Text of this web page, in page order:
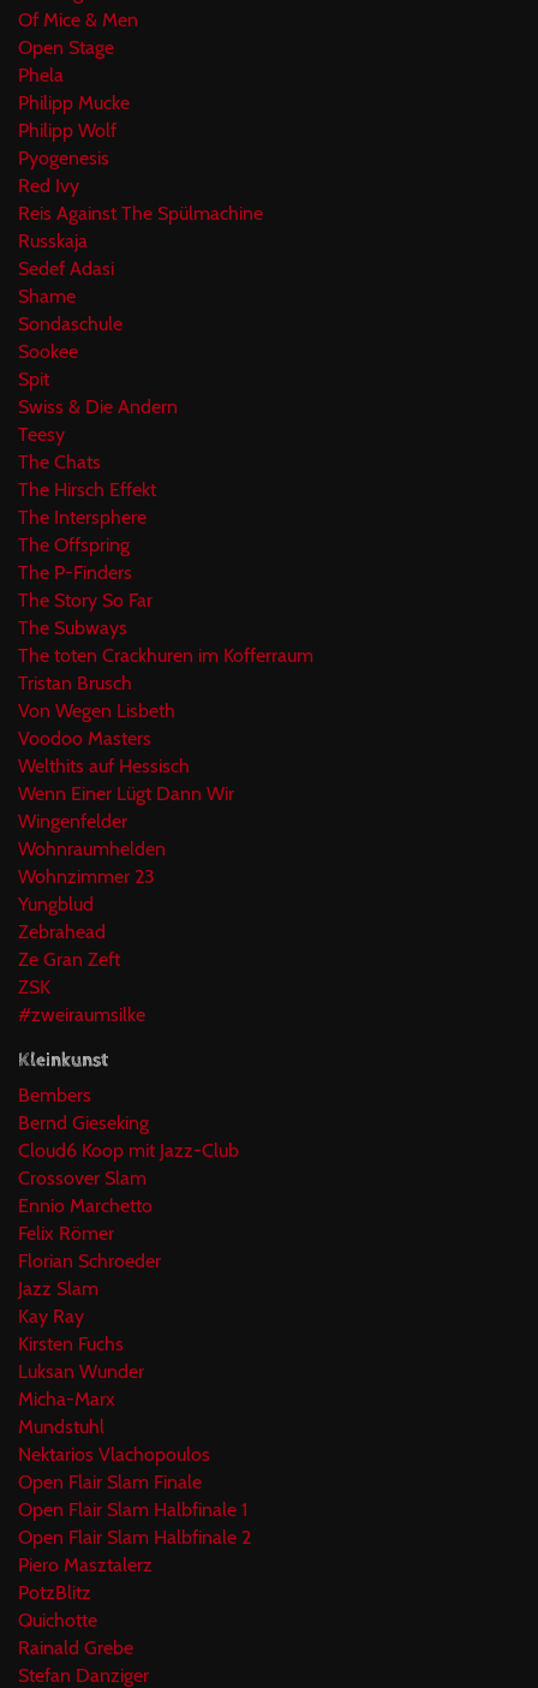
Of Mice & Men
Open Stage
Phela
Philipp Mucke
Philipp Wolf
Pyogenesis
Red Ivy
Reis Against The Spülmachine
Russkaja
Sedef Adasi
Shame
Sondaschule
Sookee
Spit
Swiss & Die Andern
Teesy
The Chats
The Hirsch Effekt
The Intersphere
The Offspring
The P-Finders
The Story So Far
The Subways
The toten Crackhuren im Kofferraum
Tristan Brusch
Von Wegen Lisbeth
Voodoo Masters
Welthits auf Hessisch
Wenn Einer Lügt Dann Wir
Wingenfelder
Wohnraumhelden
Wohnzimmer 23
Yungblud
Zebrahead
Ze Gran Zeft
ZSK
#zweiraumsilke
Kleinkunst
Bembers
Bernd Gieseking
Cloud6 Koop mit Jazz-Club
Crossover Slam
Ennio Marchetto
Felix Römer
Florian Schroeder
Jazz Slam
Kay Ray
Kirsten Fuchs
Luksan Wunder
Micha-Marx
Mundstuhl
Nektarios Vlachopoulos
Open Flair Slam Finale
Open Flair Slam Halbfinale 1
Open Flair Slam Halbfinale 2
Piero Masztalerz
PotzBlitz
Quichotte
Rainald Grebe
Stefan Danziger